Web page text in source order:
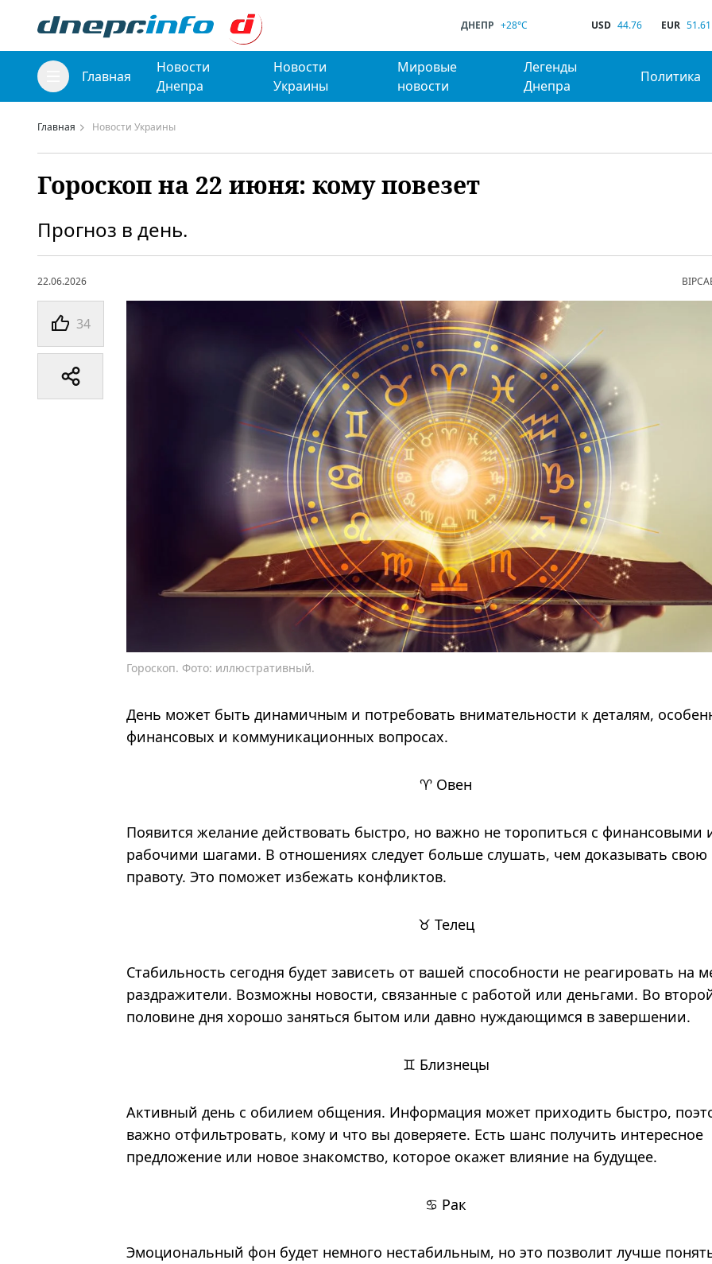
ДНЕПР +28°C USD 44.76 EUR 51.61
Главная
Новости
Днепра
Новости
Украины
Мировые
новости
Легенды
Днепра
Политика
Главная Новости Украины
Гороскоп на 22 июня: кому повезет
Прогноз в день.
22.06.2026
34
Гороскоп. Фото: иллюстративный.
День может быть динамичным и потребовать внимательности к деталям,
финансовых и коммуникационных вопросах.
♈ Овен
Появится желание действовать быстро, но важно не торопиться с финансовыми
рабочими шагами. В отношениях следует больше слушать, чем доказывать свою
правоту. Это поможет избежать конфликтов.
♉ Телец
Стабильность сегодня будет зависеть от вашей способности не реагировать на
раздражители. Возможны новости, связанные с работой или деньгами. Во
половине дня хорошо заняться бытом или давно нуждающимся в завершении.
♊ Близнецы
Активный день с обилием общения. Информация может приходить быстро,
важно отфильтровать, кому и что вы доверяете. Есть шанс получить интересное
предложение или новое знакомство, которое окажет влияние на будущее.
♋ Рак
Эмоциональный фон будет немного нестабильным, но это позволит лучше